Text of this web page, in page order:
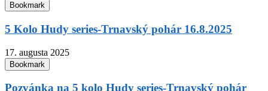
Bookmark
5 Kolo Hudy series-Trnavský pohár 16.8.2025
17. augusta 2025
Bookmark
Pozvánka na 5 kolo Hudy series-Trnavský pohár